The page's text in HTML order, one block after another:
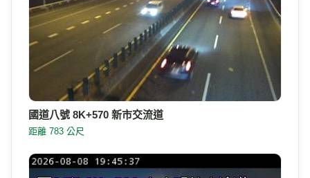
國道八號 8K+570 新市交流道
距離 783 公尺